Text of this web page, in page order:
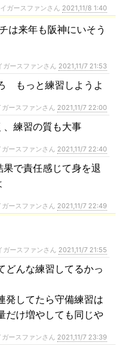
ガースファンさん 2021,11/8 1:40
は来年も阪神にいそう
ースファンさん 2021,11/7 21:53
もっと練習しようよ
ースファンさん 2021,11/7 22:00
、練習の質も大事
ースファンさん 2021,11/7 22:40
で責任感じて身を退
ースファンさん 2021,11/7 22:49
ースファンさん 2021,11/7 21:55
どんな練習してるかっ
発してたら守備練習は
だけ増やしても同じや
ースファンさん 2021,11/7 23:39